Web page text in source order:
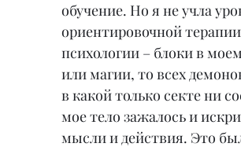
обучение. Но я не учла
ориентировочной
психологии – блоки в
или магии, то всех
в какой только секте ни
мое тело зажалось и
мысли и действия. Это